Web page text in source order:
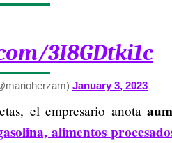
3I8GDtki1c
January 3, 2023
el empresario anota
alimentos